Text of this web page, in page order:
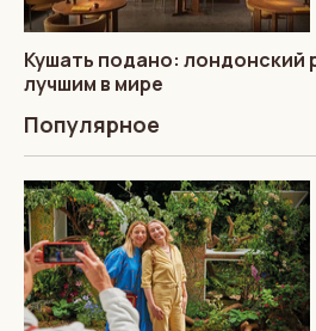
Кушать подано: лондонский
лучшим в мире
Популярное